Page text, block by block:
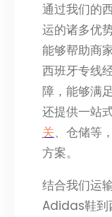
通过我们的
运的诸多优
能够帮助商
西班牙专线
障，能够满
还提供一站
关、仓储等
方案。
结合我们运
Adidas鞋到